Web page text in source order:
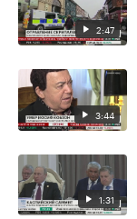
2:47
3:44
1:31